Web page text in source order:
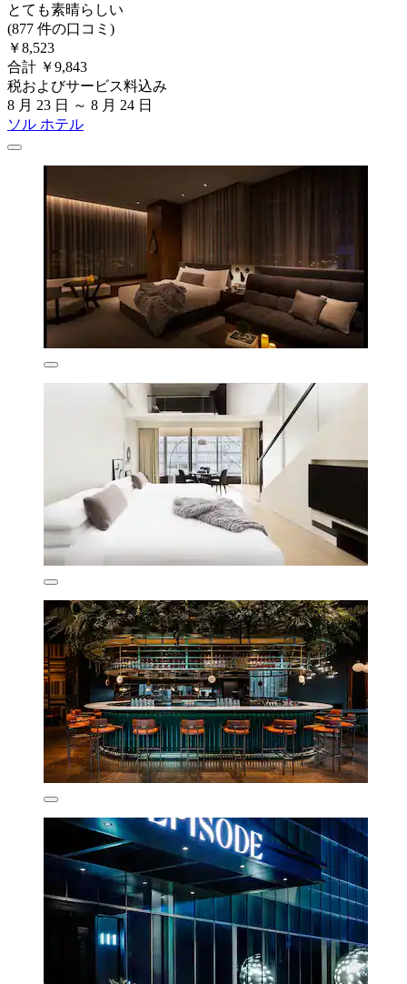
とても素晴らしい
(877 件の口コミ)
￥8,523
合計 ￥9,843
税およびサービス料込み
8 月 23 日 ～ 8 月 24 日
ソル ホテル